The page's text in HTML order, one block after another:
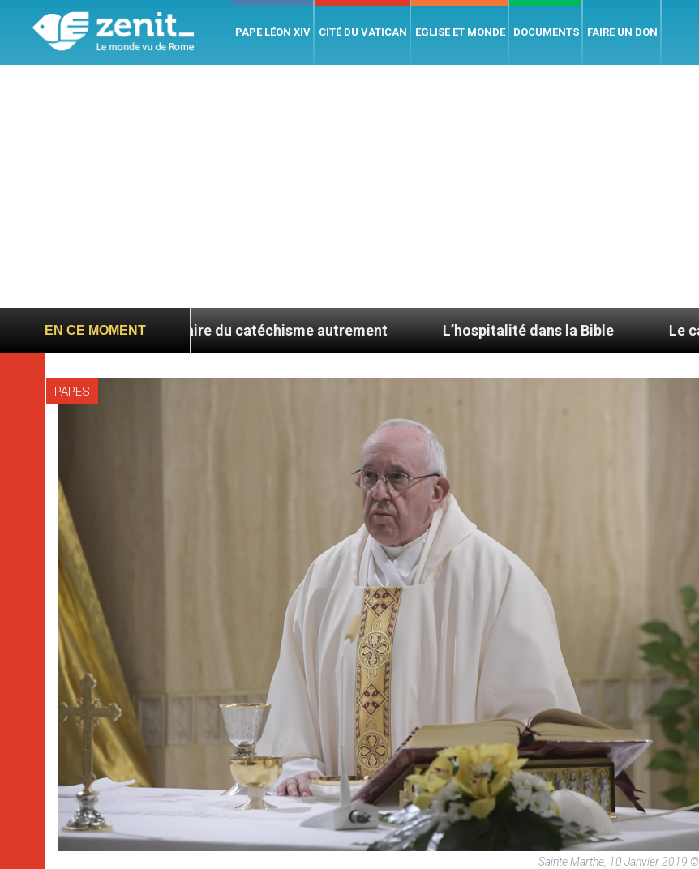
PAPE LÉON XIV CITÉ DU VATICAN EGLISE ET MONDE DOCUMENTS FAIRE UN DON
EN CE MOMENT
du Sud, faire du catéchisme autrement L’hospitalité dans la Bible Le cardinal Aveline
PAPES
Sainte Marthe, 10 Janvier 2019